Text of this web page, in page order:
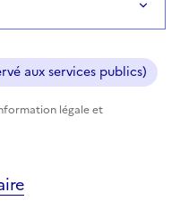
aux services publics)
légale et